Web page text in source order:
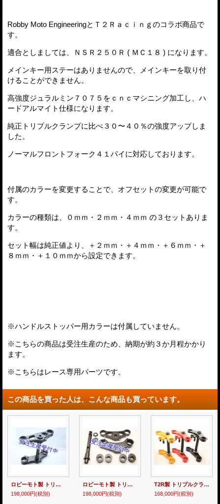
Robby Moto EngineeringとＴ２Ｒａｃｉｎｇのコラボ商品で
す。
適合としましては、ＮＳＲ２５０Ｒ ( ＭＣ１８ ) になります。
メインキー用ステーはありませんので、メインキーを取り付
けることができません。
高強度ジュラルミン７０７５をｃｎｃマシニング加工し、ハ
ードアルマイト仕様になります。
純正トリプルクランプに比べ３０〜４０％の強度アップしま
した。
ノーマルフロントフォーク４１パイに対応しております。
付属のカラーを変更することで、オフセットの変更が可能で
す。
カラーの種類は、０ｍｍ・２ｍｍ・４ｍｍ の３セットありま
す。
セット幅は純正値より、＋２ｍｍ・＋４ｍｍ・＋６ｍｍ・＋
８ｍｍ・＋１０ｍｍから設定できます。
※ハンドルストッパー用カラーは付属していません。
※こちらの商品は受注生産のため、納期が約３か月程かかり
ます。
※こちらはレース専用パーツです。
この商品を買った人は、こんな商品も買っています。
ロビーモト製 トリプルクランプKIT [ TYPE-1 ] 【 MC21・28 】
198,000円(税別)
ロビーモト製 トリプルクランプKIT [ TYPE-2 ] 【 MC21・28 】
198,000円(税別)
T2R製 トリプルクランプKIT 【 TYPE-1 】 MC21・28
168,000円(税別)